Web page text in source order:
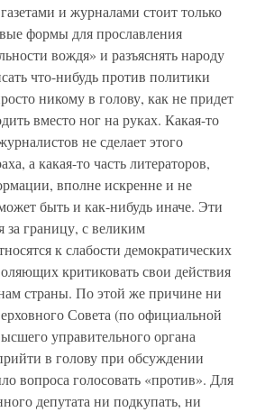
и журналами стоит только
формы для прославления
вождя» и разъяснять народу
что-нибудь против политики
никому в голову, как не придет
вместо ног на руках. Какая-то
не сделает этого
а какая-то часть литераторов,
вполне искренне и не
быть и как-нибудь иначе. Эти
за границу, с великим
к слабости демократических
критиковать свои действия
страны. По этой же причине ни
Совета (по официальной
управительного органа
в голову при обсуждении
вопроса голосовать «против». Для
депутата ни подкупать, ни